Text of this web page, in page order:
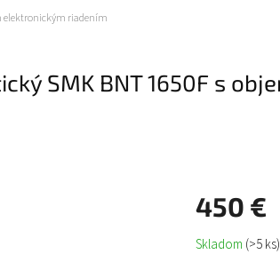
elektronickým riadením
SMK BNT 1650F s
450 €
Jednotková
cena:
Skladom (>5 ks)